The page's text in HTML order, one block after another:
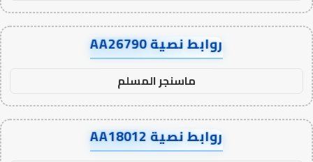
روابط نصية AA26790
ماسنجر المسلم
روابط نصية AA18012